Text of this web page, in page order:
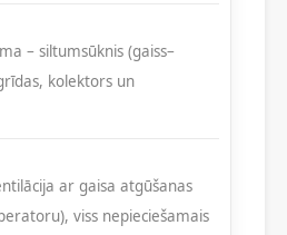
– siltumsūknis (gaiss–
kolektors un
ar gaisa atgūšanas
viss nepieciešamais